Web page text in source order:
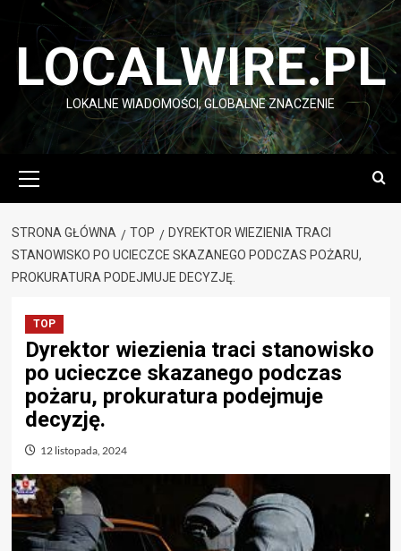
Przejdź
LOCALWIRE.PL
LOKALNE WIADOMOŚCI, GLOBALNE ZNACZENIE
główne
STRONA GŁÓWNA TOP
DYREKTOR WIEZIENIA TRACI
STANOWISKO PO UCIECZCE SKAZANEGO PODCZAS POŻARU,
PROKURATURA PODEJMUJE DECYZJĘ.
TOP
Dyrektor wiezienia traci stanowisko
po ucieczce skazanego podczas
pożaru, prokuratura podejmuje
decyzję.
12 listopada, 2024